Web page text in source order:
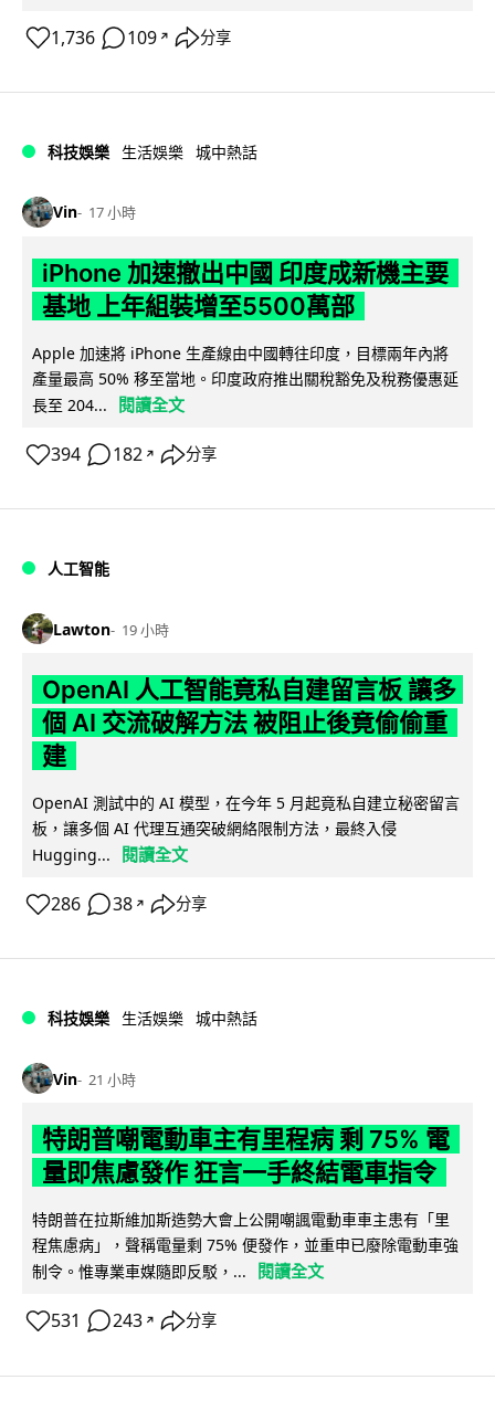
1,736 109 ↗ 分享
科技娛樂 生活娛樂 城中熱話
Vin 17 小時
iPhone 加速撤出中國 印度成新機主要
基地 上年組裝增至5500萬部
Apple 加速將 iPhone 生產線由中國轉往印度，目標兩年內將
產量最高 50% 移至當地。印度政府推出關稅豁免及稅務優惠延
長至 204...
閱讀全文
394 182 ↗ 分享
人工智能
Lawton 19 小時
OpenAI 人工智能竟私自建留言板 讓多
個 AI 交流破解方法 被阻止後竟偷偷重
建
OpenAI 測試中的 AI 模型，在今年 5 月起竟私自建立秘密留言
板，讓多個 AI 代理互通突破網絡限制方法，最終入侵
Hugging...
閱讀全文
286 38 ↗ 分享
科技娛樂 生活娛樂 城中熱話
Vin 21 小時
特朗普嘲電動車主有里程病 剩 75% 電
量即焦慮發作 狂言一手終結電車指令
特朗普在拉斯維加斯造勢大會上公開嘲諷電動車車主患有「里
程焦慮病」，聲稱電量剩 75% 便發作，並重申已廢除電動車強
制令。惟專業車媒隨即反駁，...
閱讀全文
531 243 ↗ 分享